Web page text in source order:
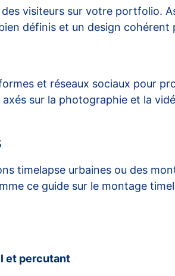
visiteurs sur votre portfolio.
définis et un design
et réseaux sociaux pour
sur la photographie et la
timelapse urbaines ou des
ce guide sur le montage
et percutant